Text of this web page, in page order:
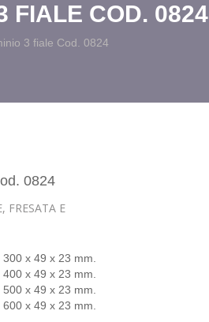
FIALE COD. 0824
3 fiale Cod. 0824
0824
FRESATA E
x 49 x 23 mm.
x 49 x 23 mm.
x 49 x 23 mm.
x 49 x 23 mm.